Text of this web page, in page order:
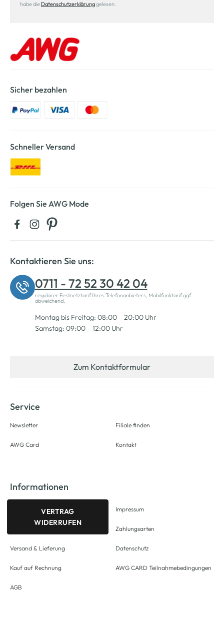
habe die Datenschutzerklärunggelesen.
Sicher bezahlen
Schneller Versand
Folgen Sie AWG Mode
Kontaktieren Sie uns:
0711 - 72 52 30 42 04
regulärer Festnetztarif Ihres Telefonanbieters, Mobilfunktarif ggf.
abweichend.
Montag bis Freitag: 08:00 – 20:00 Uhr
Samstag: 09:00 – 12:00 Uhr
Zum Kontaktformular
Service
Newsletter
AWG Card
Filiale finden
Kontakt
Informationen
VERTRAG
WIDERRUFEN
Versand & Lieferung
Kauf auf Rechnung
AGB
Impressum
Zahlungsarten
Datenschutz
AWG CARD Teilnahmebedingungen